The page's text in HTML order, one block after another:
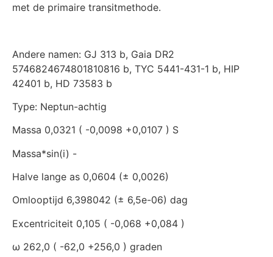
met de primaire transitmethode.
Andere namen: GJ 313 b, Gaia DR2
5746824674801810816 b, TYC 5441-431-1 b, HIP
42401 b, HD 73583 b
Type: Neptun-achtig
Massa 0,0321 ( -0,0098 +0,0107 ) S
Massa*sin(i) -
Halve lange as 0,0604 (± 0,0026)
Omlooptijd 6,398042 (± 6,5e-06) dag
Excentriciteit 0,105 ( -0,068 +0,084 )
ω 262,0 ( -62,0 +256,0 ) graden